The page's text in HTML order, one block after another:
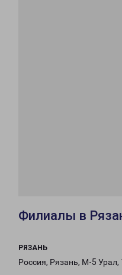
Филиалы в
РЯЗАНЬ
Россия, Рязань, М-5 Урал,